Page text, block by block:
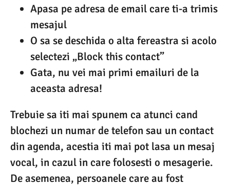
Apasa pe adresa de email care ti-a trimis
mesajul
O sa se deschida o alta fereastra si acolo
selectezi „Block this contact”
Gata, nu vei mai primi emailuri de la
aceasta adresa!
Trebuie sa iti mai spunem ca atunci cand
blochezi un numar de telefon sau un contact
din agenda, acestia iti mai pot lasa un mesaj
vocal, in cazul in care folosesti o mesagerie.
De asemenea, persoanele care au fost